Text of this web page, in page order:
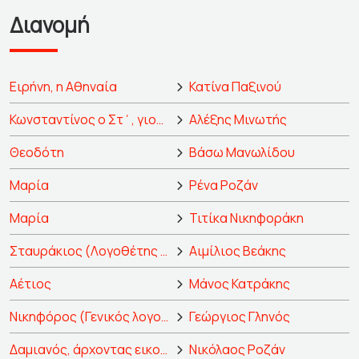
Διανομή
Ειρήνη, η Αθηναία
Κατίνα Παξινού
Κωνσταντίνος ο Στ΄, γιος της
Αλέξης Μινωτής
Θεοδότη
Βάσω Μανωλίδου
Μαρία
Ρένα Ροζάν
Μαρία
Τιτίκα Νικηφοράκη
Σταυράκιος (Λογοθέτης "του δρόμου")
Αιμίλιος Βεάκης
Αέτιος
Μάνος Κατράκης
Νικηφόρος (Γενικός λογοθέτης, αργότερα Νικηφόρος ο Α΄)
Γεώργιος Γληνός
Δαμιανός, άρχοντας εικονομάχος
Νικόλαος Ροζάν